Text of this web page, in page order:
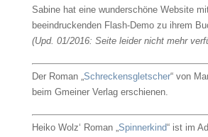
Sabine hat eine wunderschöne Website
beeindruckenden Flash-Demo zu ihrem
(Upd. 01/2016: Seite leider nicht mehr
Der Roman „Schreckensgletscher“ von
beim Gmeiner Verlag erschienen.
Heiko Wolz‘ Roman „Spinnerkind“ ist im